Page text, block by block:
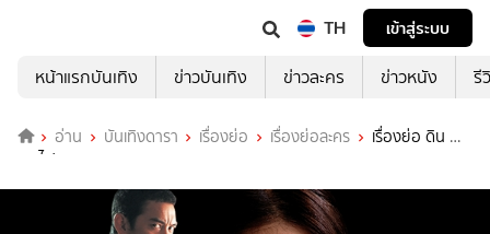
TH
เข้าสู่ระบบ
หน้าแรกบันเทิง
ข่าวบันเทิง ข่าวละคร ข่าวหนัง รี
อ่าน บันเทิงดารา เรื่องย่อ เรื่องย่อละคร
เรื่องย่อ ดิน น้ำ
ลม ไฟ